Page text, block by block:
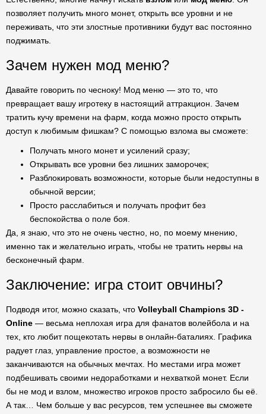
позволяет получить много монет, открыть все уровни и не
переживать, что эти злостные противники будут вас постоянно
поджимать.
Зачем нужен мод меню?
Давайте говорить по чесноку! Мод меню — это то, что
превращает вашу игротеку в настоящий аттракцион. Зачем
тратить кучу времени на фарм, когда можно просто открыть
доступ к любимым фишкам? С помощью взлома вы сможете:
Получать много монет и усилений сразу;
Открывать все уровни без лишних заморочек;
Разблокировать возможности, которые были недоступны в
обычной версии;
Просто расслабиться и получать профит без
беспокойства о поле боя.
Да, я знаю, что это не очень честно, но, по моему мнению,
именно так и желательно играть, чтобы не тратить нервы на
бесконечный фарм.
Заключение: игра стоит овчины?
Подводя итог, можно сказать, что Volleyball Champions 3D -
Online — весьма неплохая игра для фанатов волейбола и на
тех, кто любит пощекотать нервы в онлайн-баталиях. Графика
радует глаз, управление простое, а возможности не
заканчиваются на обычных мечтах. Но местами игра может
подбешивать своими недоработками и нехваткой монет. Если
бы не мод и взлом, множество игроков просто забросило бы её.
А так… Чем больше у вас ресурсов, тем успешнее вы сможете